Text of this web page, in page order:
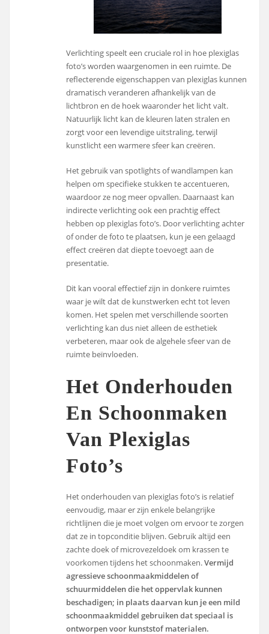
Verlichting speelt een cruciale rol in hoe plexiglas
foto’s worden waargenomen in een ruimte. De
reflecterende eigenschappen van plexiglas kunnen
dramatisch veranderen afhankelijk van de
lichtbron en de hoek waaronder het licht valt.
Natuurlijk licht kan de kleuren laten stralen en
zorgt voor een levendige uitstraling, terwijl
kunstlicht een warmere sfeer kan creëren.
Het gebruik van spotlights of wandlampen kan
helpen om specifieke stukken te accentueren,
waardoor ze nog meer opvallen. Daarnaast kan
indirecte verlichting ook een prachtig effect
hebben op plexiglas foto’s. Door verlichting achter
of onder de foto te plaatsen, kun je een gelaagd
effect creëren dat diepte toevoegt aan de
presentatie.
Dit kan vooral effectief zijn in donkere ruimtes
waar je wilt dat de kunstwerken echt tot leven
komen. Het spelen met verschillende soorten
verlichting kan dus niet alleen de esthetiek
verbeteren, maar ook de algehele sfeer van de
ruimte beïnvloeden.
Het Onderhouden
En Schoonmaken
Van Plexiglas
Foto’s
Het onderhouden van plexiglas foto’s is relatief
eenvoudig, maar er zijn enkele belangrijke
richtlijnen die je moet volgen om ervoor te zorgen
dat ze in topconditie blijven. Gebruik altijd een
zachte doek of microvezeldoek om krassen te
voorkomen tijdens het schoonmaken.Vermijd
agressieve schoonmaakmiddelen of
schuurmiddelen die het oppervlak kunnen
beschadigen; in plaats daarvan kun je een mild
schoonmaakmiddel gebruiken dat speciaal is
ontworpen voor kunststof materialen.